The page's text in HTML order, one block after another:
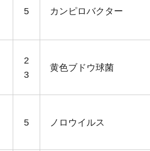
5 カンピロバクター
2
3
黄色ブドウ球菌
5 ノロウイルス